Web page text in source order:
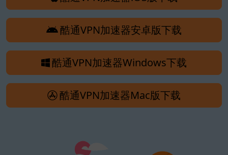
酷通VPN加速器安卓版下载
酷通VPN加速器Windows下载
酷通VPN加速器Mac版下载